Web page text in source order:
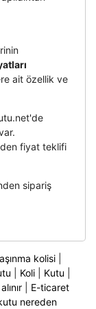
ait özellik ve
fiyat teklifi
sipariş
kolisi|
Koli| Kutu
| E-ticaret
nereden